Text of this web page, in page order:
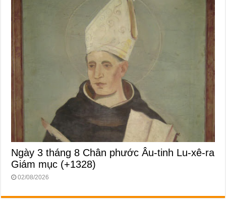
Ngày 3 tháng 8 Chân phước Âu-tinh Lu-xê-ra
Giám mục (+1328)
02/08/2026